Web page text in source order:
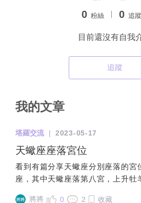
0 粉絲 0 追
目前還沒有自我
追蹤
我的文章
塔羅交流 | 2023-05-17
天蠍座座落宮位
看到有篇分享天蠍座分別座落的宮
座，其中天蠍座落第八宮，上升牡
將將 0 2 收藏